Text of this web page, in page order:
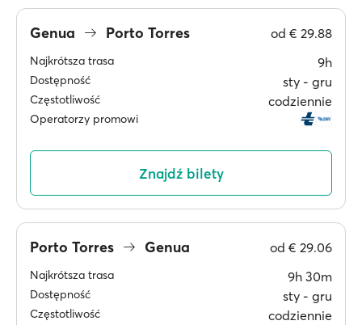
Genua Porto Torres od € 29.88
Najkrótsza trasa 9h
Dostępność sty ‐ gru
Częstotliwość codziennie
Operatorzy promowi
Znajdź bilety
Porto Torres Genua od € 29.06
Najkrótsza trasa 9h 30m
Dostępność sty ‐ gru
Częstotliwość codziennie